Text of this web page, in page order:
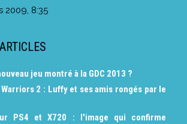
2009, 8:35
jeu montré à la GDC 2013 ?
2 : Luffy et ses amis rongés par le
PS4 et X720 : l'image qui confirme